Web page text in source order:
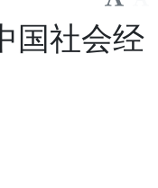
国社会经